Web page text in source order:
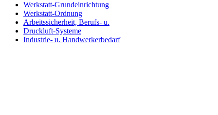
Werkstatt-Grundeinrichtung
Werkstatt-Ordnung
Arbeitssicherheit, Berufs- u.
Druckluft-Systeme
Industrie- u. Handwerkerbedarf